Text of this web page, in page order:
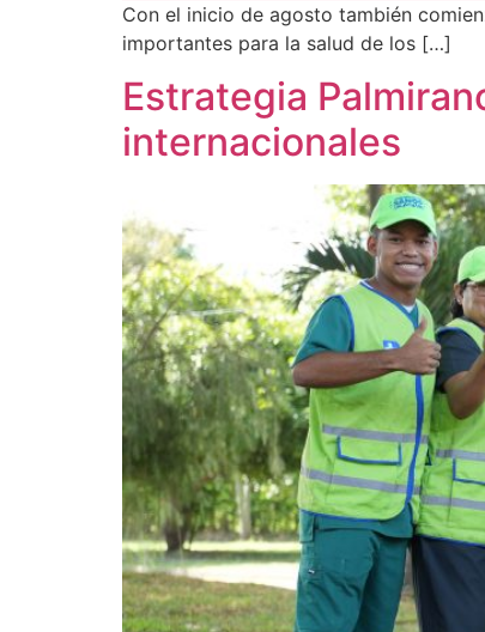
Con el inicio de agosto también
importantes para la salud de los […]
Estrategia
internacionales